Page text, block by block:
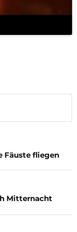
Fäuste fliegen
Mitternacht